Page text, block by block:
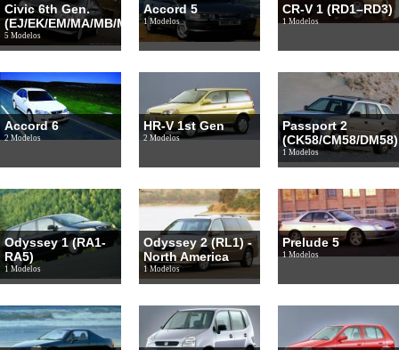
Civic 6th Gen.
(EJ/EK/EM/MA/MB/MC)
5 Modelos
Accord 5
1 Modelos
CR-V 1 (RD1–RD3)
1 Modelos
Accord 6
2 Modelos
HR-V 1st Gen
2 Modelos
Passport 2
(CK58/CM58/DM58)
1 Modelos
Odyssey 1 (RA1-
RA5)
1 Modelos
Odyssey 2 (RL1) -
North America
1 Modelos
Prelude 5
1 Modelos